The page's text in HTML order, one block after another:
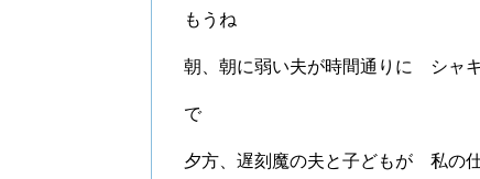
もうね
朝、朝に弱い夫が時間通りに シャ
で
夕方、遅刻魔の夫と子どもが 私の